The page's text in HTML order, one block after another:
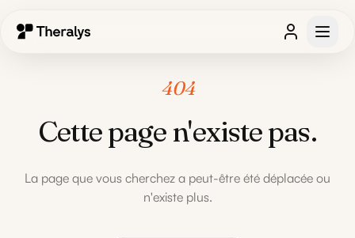
404
Cette page n'existe pas.
La page que vous cherchez a peut-être été déplacée ou
n'existe plus.